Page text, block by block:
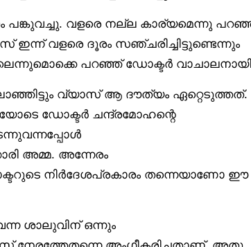
പങ്കുവച്ചു. വളരെ നല്ല കാര്യമെന്നു
ഇന്ന് വളരെ ദൂരം സഞ്ചരിച്ചിട്ടുണ്ടെന്നും
പറഞ്ഞ് ഡോക്ടർ
വ്യാസ് ആ ദൗത്യം ഏറ്റെടുത്തത്.
ഡോക്ടർ ചന്ദ്രമോഹന്റെ
അമ്മ. അന്നേരം
നിർദേശപ്രകാരം തന്നെയാണോ ഈ
ശാലുവിന് ഒന്നും